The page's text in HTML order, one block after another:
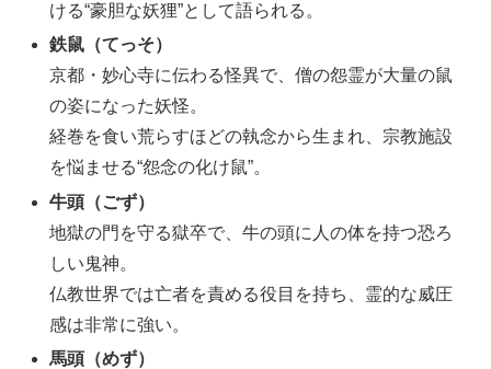
ける“豪胆な妖狸”として語られる。
鉄鼠（てっそ）
京都・妙心寺に伝わる怪異で、僧の怨霊が大量の鼠
の姿になった妖怪。
経巻を食い荒らすほどの執念から生まれ、宗教施設
を悩ませる“怨念の化け鼠”。
牛頭（ごず）
地獄の門を守る獄卒で、牛の頭に人の体を持つ恐ろ
しい鬼神。
仏教世界では亡者を責める役目を持ち、霊的な威圧
感は非常に強い。
馬頭（めず）